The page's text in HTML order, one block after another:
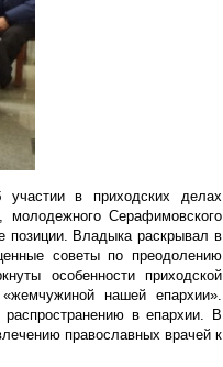
участии в приходских делах
молодежного Серафимовского
позиции. Владыка раскрывал в
советы по преодолению
особенности приходской
нашей епархии».
в епархии. В
православных врачей к